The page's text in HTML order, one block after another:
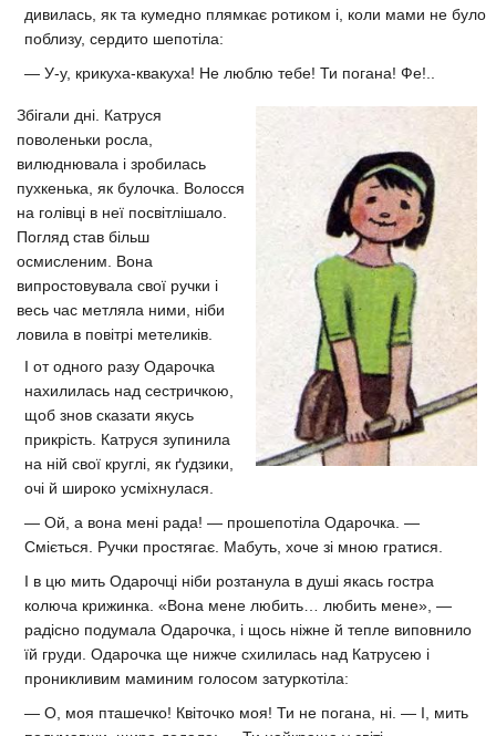
дивилась, як та кумедно плямкає ротиком і, коли мами не було
поблизу, сердито шепотіла:
― У-у, крикуха-квакуха! Не люблю тебе! Ти погана! Фе!..
Збігали дні. Катруся
поволеньки росла,
вилюднювала і зробилась
пухкенька, як булочка. Волосся
на голівці в неї посвітлішало.
Погляд став більш
осмисленим. Вона
випростовувала свої ручки і
весь час метляла ними, ніби
ловила в повітрі метеликів.
І от одного разу Одарочка
нахилилась над сестричкою,
щоб знов сказати якусь
прикрість. Катруся зупинила
на ній свої круглі, як ґудзики,
очі й широко усміхнулася.
― Ой, а вона мені рада! ― прошепотіла Одарочка. ―
Сміється. Ручки простягає. Мабуть, хоче зі мною гратися.
І в цю мить Одарочці ніби розтанула в душі якась гостра
колюча крижинка. «Вона мене любить… любить мене», ―
радісно подумала Одарочка, і щось ніжне й тепле виповнило
їй груди. Одарочка ще нижче схилилась над Катрусею і
проникливим маминим голосом затуркотіла:
― О, моя пташечко! Квіточко моя! Ти не погана, ні. ― І, мить